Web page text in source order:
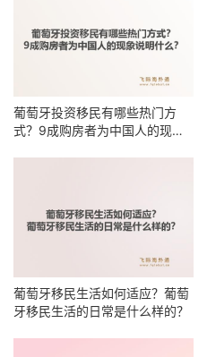
葡萄牙投资移民有哪些热门方
式？9成购房者为中国人的现象
葡萄牙移民生活如何适应？葡萄
牙移民生活的日常是什么样的？